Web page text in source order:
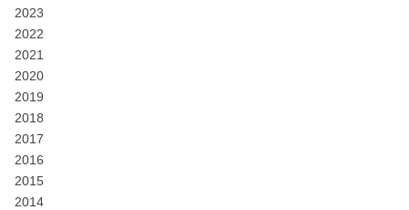
2023
2022
2021
2020
2019
2018
2017
2016
2015
2014